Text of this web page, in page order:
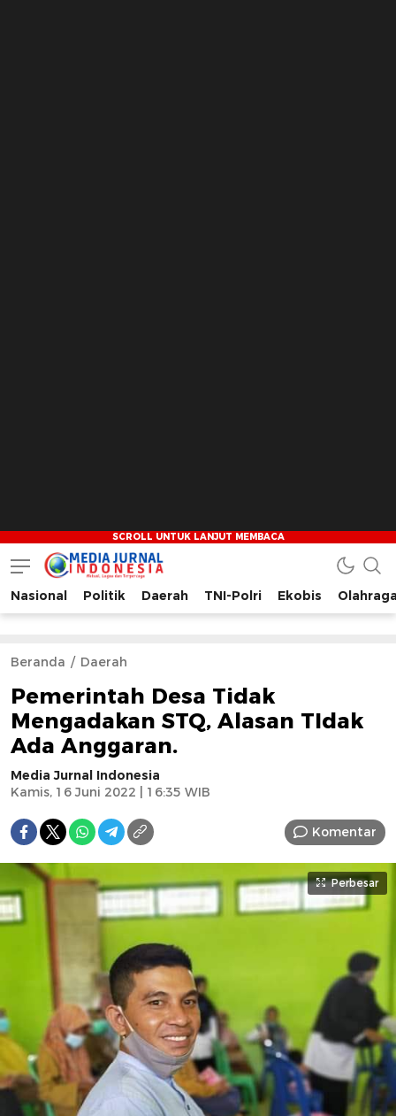
Media Jurnal Indonesia
Bersama Membangun Indonesia
Nasional Politik Daerah TNI-Polri Ekobis
Beranda Daerah
Pemerintah Desa Tidak
Mengadakan STQ, Alasan TIdak
Ada Anggaran.
Media Jurnal Indonesia
Kamis, 16 Juni 2022 | 16:35 WIB
Komentar
Perbesar